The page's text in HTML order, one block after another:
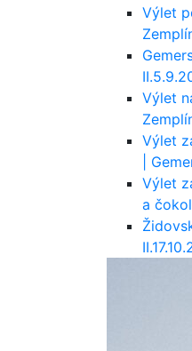
Výlet
II.
Výlet
Výlet
|
Výlet
a
II.